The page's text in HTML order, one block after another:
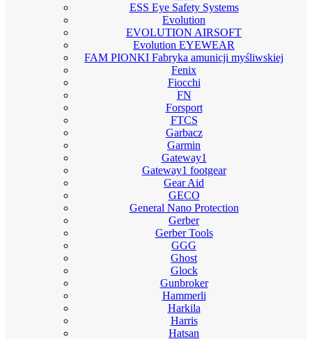
ESS Eye Safety Systems
Evolution
EVOLUTION AIRSOFT
Evolution EYEWEAR
FAM PIONKI Fabryka amunicji myśliwskiej
Fenix
Fiocchi
FN
Forsport
FTCS
Garbacz
Garmin
Gateway1
Gateway1 footgear
Gear Aid
GECO
General Nano Protection
Gerber
Gerber Tools
GGG
Ghost
Glock
Gunbroker
Hammerli
Harkila
Harris
Hatsan